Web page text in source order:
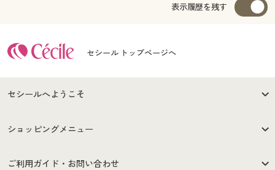
表示履歴を残す
セシール トップページへ
セシールへようこそ
はじめての方へ
セシールご利用規約
ショッピングメニュー
商品カテゴリ
ご利用ガイド・お問い合わせ